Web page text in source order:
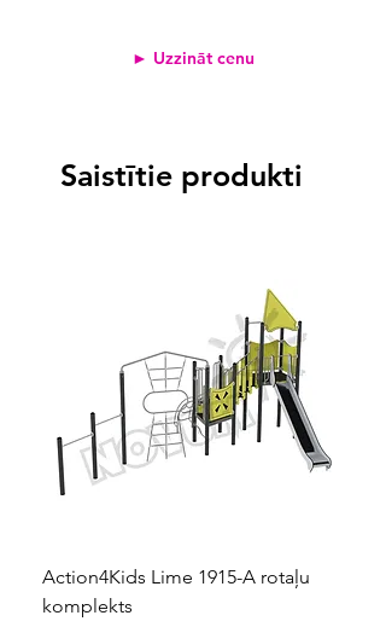
► Uzzināt cenu
Saistītie produkti
Action4Kids Lime 1915-A rotaļu
komplekts